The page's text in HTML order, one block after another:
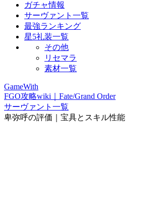
ガチャ情報
サーヴァント一覧
最強ランキング
星5礼装一覧
その他
リセマラ
素材一覧
GameWith
FGO攻略wiki｜Fate/Grand Order
サーヴァント一覧
卑弥呼の評価｜宝具とスキル性能